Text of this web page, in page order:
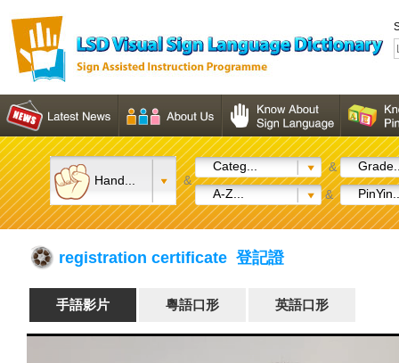
Hand... &
Categ... &
A-Z...
&
registration certificate 登記證
手語影片 粵語口形 英語口形